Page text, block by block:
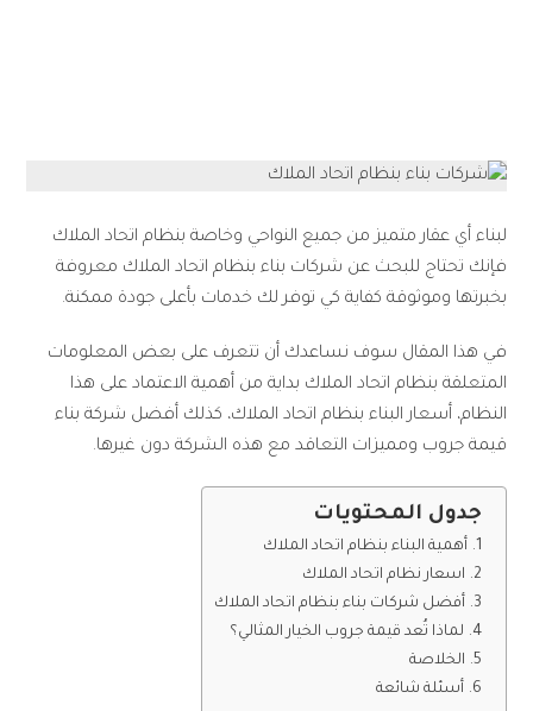
لبناء أي عقار متميز من جميع النواحي وخاصة بنظام اتحاد الملاك
فإنك تحتاج للبحث عن شركات بناء بنظام اتحاد الملاك معروفة
بخبرتها وموثوقة كفاية كي توفر لك خدمات بأعلى جودة ممكنة.
في هذا المقال سوف نساعدك أن تتعرف على بعض المعلومات
المتعلقة بنظام اتحاد الملاك بداية من أهمية الاعتماد على هذا
النظام، أسعار البناء بنظام اتحاد الملاك، كذلك أفضل شركة بناء
قيمة جروب ومميزات التعاقد مع هذه الشركة دون غيرها.
جدول المحتويات
أهمية البناء بنظام اتحاد الملاك
اسعار نظام اتحاد الملاك
أفضل شركات بناء بنظام اتحاد الملاك
لماذا تُعد قيمة جروب الخيار المثالي؟
الخلاصة
أسئلة شائعة